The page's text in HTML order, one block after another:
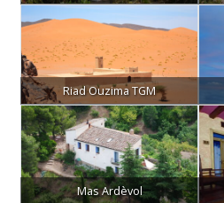
Riad Ouzima TGM
Mas Ardèvol